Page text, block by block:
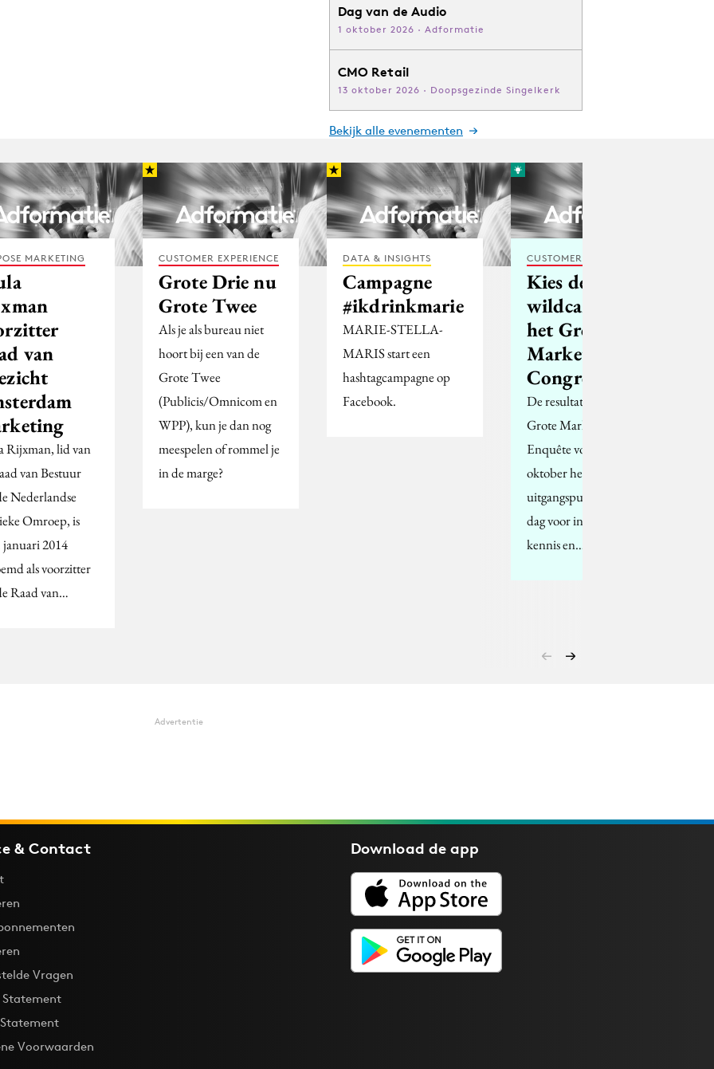
Dag van de Audio
1 oktober 2026 · Adformatie
CMO Retail
13 oktober 2026 · Doopsgezinde Singelkerk
Bekijk alle evenementen
MARKETING
van
Rijxman, lid van
van Bestuur
Nederlandse
Omroep, is
januari 2014
als voorzitter
Raad van…
CUSTOMER EXPERIENCE
Grote Drie nu
Grote Twee
Als je als bureau niet
hoort bij een van de
Grote Twee
(Publicis/Omnicom en
WPP), kun je dan nog
meespelen of rommel je
in de marge?
DATA & INSIGHTS
Campagne
#ikdrinkmarie
MARIE-STELLA-
MARIS start een
hashtagcampagne op
Facebook.
CUSTOMER EXPERIENCE
Kies de
wildcard voor
het Grote
Marketing
Congres!
De resultaten uit onze
Grote Marketing
Enquête vormen op 8
oktober het
uitgangspunt voor een
dag voor inspiratie,
kennis en…
Advertentie
& Contact
Vragen
Statement
Voorwaarden
Download deapp